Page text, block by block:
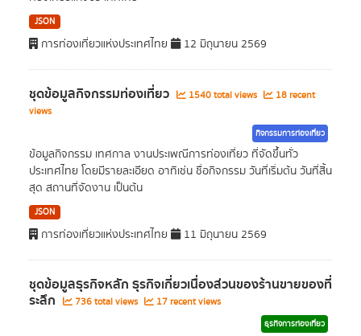
JSON
การท่องเที่ยวแห่งประเทศไทย 12 มิถุนายน 2569
ชุดข้อมูลกิจกรรมท่องเที่ยว 1540 total views
18 recent
views
กิจกรรมการท่องเที่ยว
ข้อมูลกิจกรรม เทศกาล งานประเพณีการท่องเที่ยว ที่จัดขึ้นทั่ว
ประเทศไทย โดยมีรายละเอียด อาทิเช่น ชื่อกิจกรรม วันที่เริ่มต้น วันที่สิ้น
สุด สถานที่จัดงาน เป็นต้น
JSON
การท่องเที่ยวแห่งประเทศไทย 11 มิถุนายน 2569
ชุดข้อมูลธุรกิจหลัก ธุรกิจเกี่ยวเนื่องส่วนของร้านขายของที่
ระลึก 736 total views 17 recent views
ธุรกิจการท่องเที่ยว